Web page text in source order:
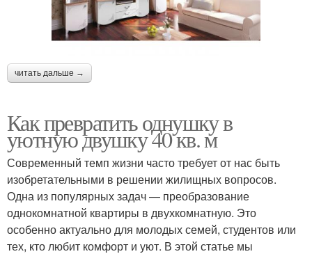
читать дальше →
Как превратить однушку в
уютную двушку 40 кв. м
Современный темп жизни часто требует от нас быть
изобретательными в решении жилищных вопросов.
Одна из популярных задач — преобразование
однокомнатной квартиры в двухкомнатную. Это
особенно актуально для молодых семей, студентов или
тех, кто любит комфорт и уют. В этой статье мы